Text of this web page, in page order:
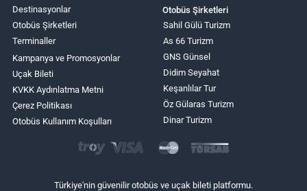
Destinasyonlar
Otobüs Şirketleri
Terminaller
Kampanya ve Promosyonlar
Uçak Bileti
KVKK Aydınlatma Metni
Çerez Politikası
Otobüs Kullanım Koşulları
Otobüs Şirketleri
Sahil Gülü Turizm
As 66 Turizm
GNS Günsel
Didim Seyahat
Keşanlılar Tur
Öz Gülaras Turizm
Dinar Turizm
Türkiye'nin güvenilir otobüs ve uçak bileti platformu.